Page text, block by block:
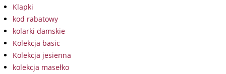
Klapki
kod rabatowy
kolarki damskie
Kolekcja basic
Kolekcja jesienna
kolekcja masełko